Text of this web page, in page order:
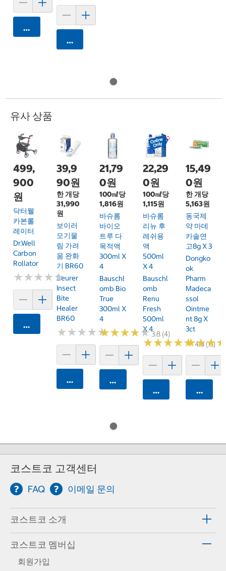
카트에 담기
카트에 담기
유사 상품
499,
900
원
닥터웰
카본롤
레이터
Dr.Well
Carbon
Rollator
★★★★★
★★★★★
카트에 담기
39,9
90원
한 개당
31,990
원
보이러
모기물
림 가려
움 완화
기 BR60
Beurer
Insect
Bite
Healer
BR60
★★★★★
★★★★★
카트에 담기
21,79
0원
100㎖당
1,816원
바슈롬
바이오
트루 다
목적액
300ml X
4
Bauschl
Omb Bio
True
300ml X
4
★★★★★
★★★★★3.8 (4)
카트에 담기
22,29
0원
100㎖당
1,115원
바슈롬
리뉴 후
레쉬용
액
500ml
X 4
Bauschl
Omb
Renu
Fresh
500ml
X 4
★★★★★
★★★★★4.8 (13)
카트에 담기
15,49
0원
한 개당
5,163원
동국제
약 마데
카솔연
고8g X 3
Dongko
Ok
Pharm
Madeca
Ssol
Ointme
Nt 8g X
3ct
★★★
★★★
카트에
코스트코 고객센터
FAQ 이메일 문의
코스트코 소개
코스트코 멤버십
회원가입